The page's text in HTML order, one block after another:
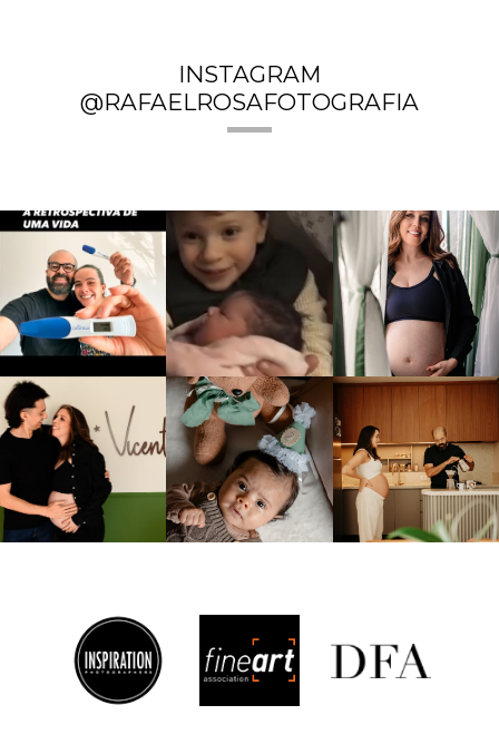
INSTAGRAM
@RAFAELROSAFOTOGRAFIA